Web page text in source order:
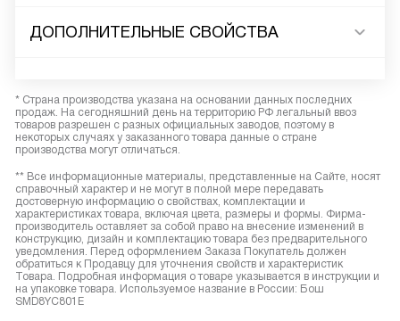
ДОПОЛНИТЕЛЬНЫЕ СВОЙСТВА
* Страна производства указана на основании данных последних
продаж. На сегодняшний день на территорию РФ легальный ввоз
товаров разрешен с разных официальных заводов, поэтому в
некоторых случаях у заказанного товара данные о стране
производства могут отличаться.
** Все информационные материалы, представленные на Сайте, носят
справочный характер и не могут в полной мере передавать
достоверную информацию о свойствах, комплектации и
характеристиках товара, включая цвета, размеры и формы. Фирма-
производитель оставляет за собой право на внесение изменений в
конструкцию, дизайн и комплектацию товара без предварительного
уведомления. Перед оформлением Заказа Покупатель должен
обратиться к Продавцу для уточнения свойств и характеристик
Товара. Подробная информация о товаре указывается в инструкции и
на упаковке товара. Используемое название в России: Бош
SMD8YC801E